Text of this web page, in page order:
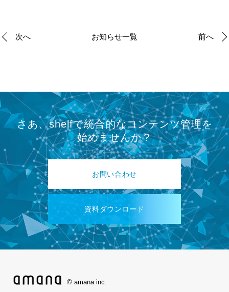
次へ お知らせ一覧 前へ
さあ、shelfで統合的なコンテンツ管理を
始めませんか？
お問い合わせ
資料ダウンロード
© amana inc.